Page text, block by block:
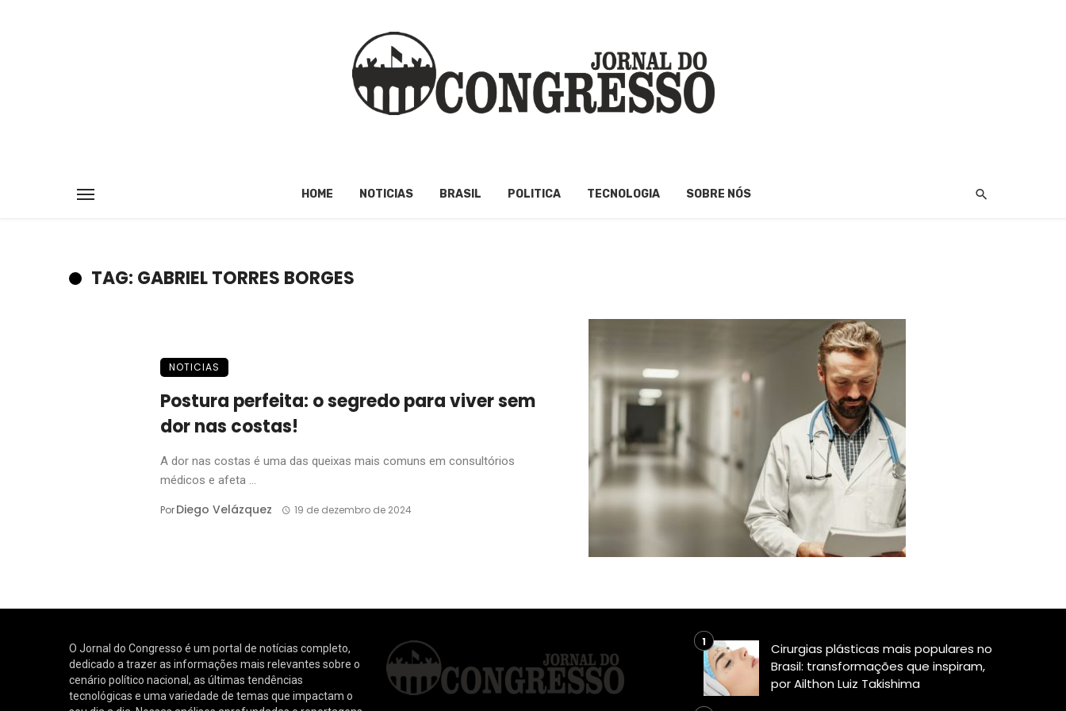
HOME NOTICIAS BRASIL POLITICA TECNOLOGIA SOBRE NÓS
TAG: GABRIEL TORRES BORGES
NOTICIAS
Postura perfeita: o segredo para viver sem
dor nas costas!
A dor nas costas é uma das queixas mais comuns em consultórios
médicos e afeta ...
PorDiego Velázquez 19 de dezembro de 2024
O Jornal do Congresso é um portal de notícias completo,
dedicado a trazer as informações mais relevantes sobre o
cenário político nacional, as últimas tendências
tecnológicas e uma variedade de temas que impactam o
Cirurgias plásticas mais populares no
Brasil: transformações que inspiram,
por Ailthon Luiz Takishima